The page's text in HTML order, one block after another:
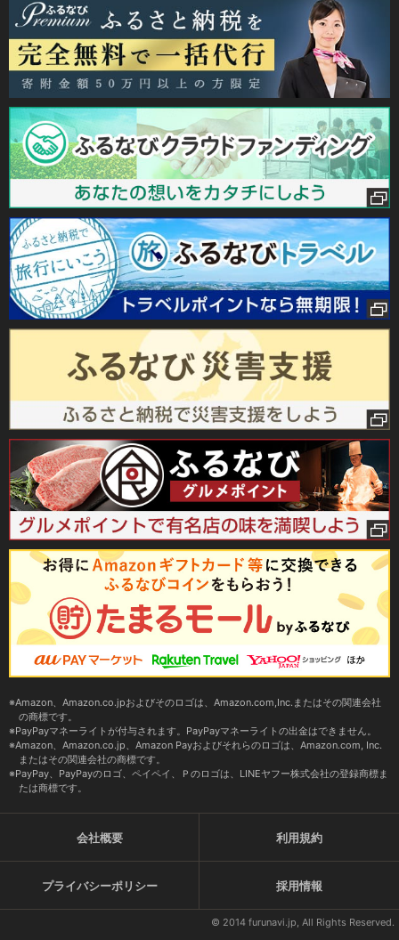
Amazon、Amazon.co.jpおよびそのロゴは、Amazon.com,Inc.またはその関連会社
の商標です。
PayPayマネーライトが付与されます。PayPayマネーライトの出金はできません。
Amazon、Amazon.co.jp、Amazon Payおよびそれらのロゴは、Amazon.com, Inc.
またはその関連会社の商標です。
PayPay、PayPayのロゴ、ペイペイ、Ｐのロゴは、LINEヤフー株式会社の登録商標ま
たは商標です。
会社概要 利用規約
プライバシーポリシー 採用情報
© 2014 furunavi.jp, All Rights Reserved.